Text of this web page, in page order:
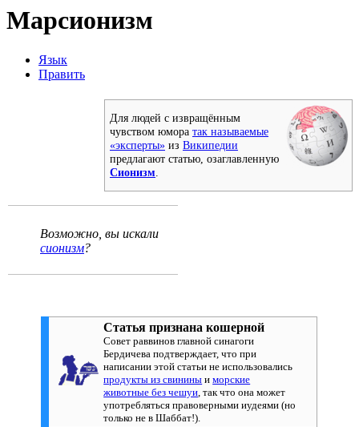
Марсионизм
Язык
Править
Для людей с извращённым
чувством юмора так называемые
«эксперты» из Википедии
предлагают статью, озаглавленную
Сионизм
Возможно, вы искали
сионизм?
Статья признана кошерной
Совет раввинов главной синагоги
Бердичева подтверждает, что при
написании этой статьи не использовались
продукты из свинины иморские
животные без чешуи , так что она может
употребляться правоверными иудеями (но
только не в Шаббат!).